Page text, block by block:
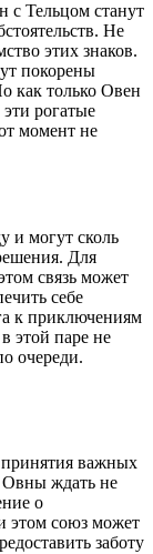
с Тельцом станут
Не
этих знаков.
покорены
как только Овен
эти рогатые
момент не
и могут сколь
Для
связь может
себе
к приключениям
этой паре не
очереди.
важных
Овны ждать не
о
этом союз может
заботу